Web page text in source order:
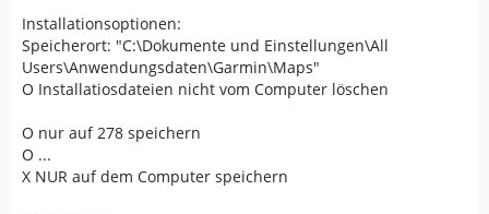
Installationsoptionen:
Speicherort: "C:\Dokumente und Einstellungen\All
Users\Anwendungsdaten\Garmin\Maps"
O Installatiosdateien nicht vom Computer löschen
O nur auf 278 speichern
O ...
X NUR auf dem Computer speichern